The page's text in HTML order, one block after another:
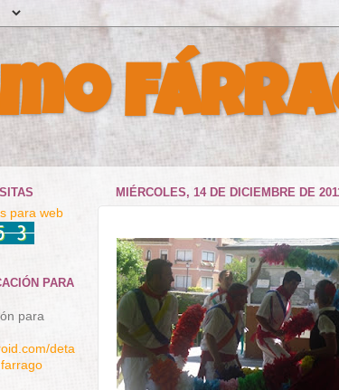
MIÉRCOLES, 14 DE DICIEMBRE DE
para web
PARA
para
deta